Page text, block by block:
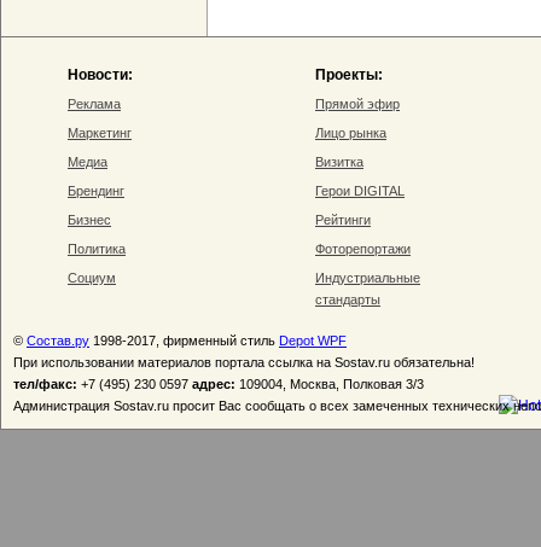
Новости:
Реклама
Маркетинг
Медиа
Брендинг
Бизнес
Политика
Социум
Проекты:
Прямой эфир
Лицо рынка
Визитка
Герои DIGITAL
Рейтинги
Фоторепортажи
Индустриальные
стандарты
© Состав.ру 1998-2017, фирменный стиль Depot WPF
При использовании материалов портала ссылка на Sostav.ru обязательна!
тел/факс: +7 (495) 230 0597 адрес: 109004, Москва, Полковая 3/3
Администрация Sostav.ru просит Вас сообщать о всех замеченных технических